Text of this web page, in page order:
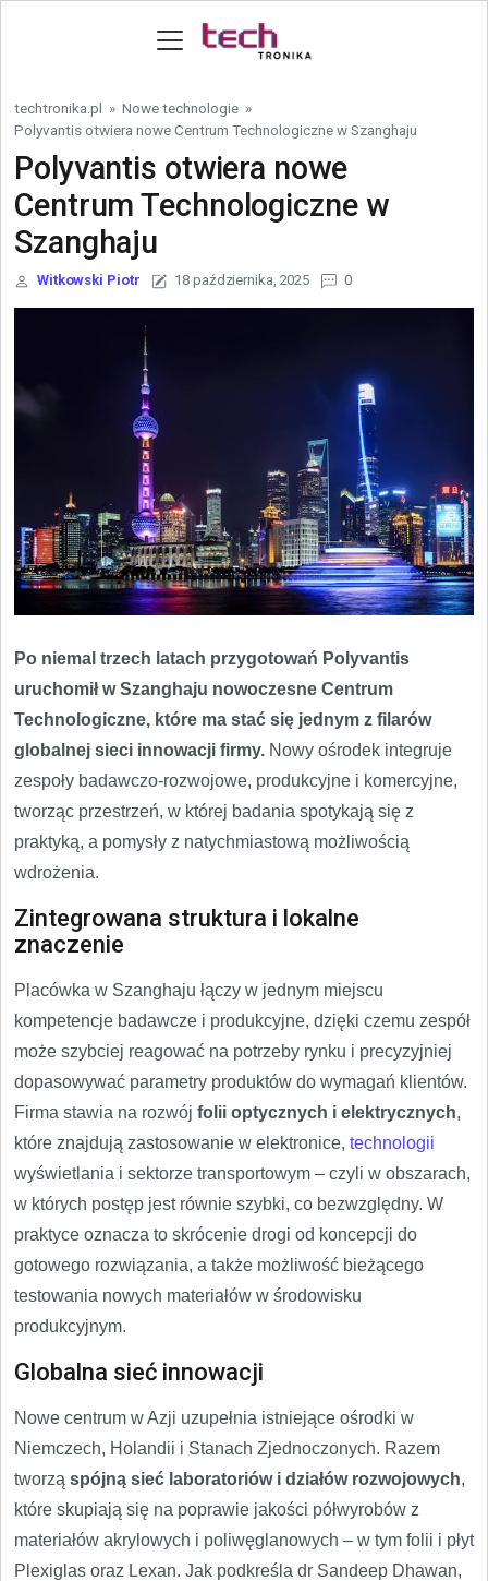
techtronika.pl » Nowe technologie »
Polyvantis otwiera nowe Centrum Technologiczne w Szanghaju
Polyvantis otwiera nowe
Centrum Technologiczne w
Szanghaju
Witkowski Piotr 18 października, 2025 0
Po niemal trzech latach przygotowań Polyvantis
uruchomił w Szanghaju nowoczesne Centrum
Technologiczne, które ma stać się jednym z filarów
globalnej sieci innowacji firmy. Nowy ośrodek integruje
zespoły badawczo-rozwojowe, produkcyjne i komercyjne,
tworząc przestrzeń, w której badania spotykają się z
praktyką, a pomysły z natychmiastową możliwością
wdrożenia.
Zintegrowana struktura i lokalne
znaczenie
Placówka w Szanghaju łączy w jednym miejscu
kompetencje badawcze i produkcyjne, dzięki czemu zespół
może szybciej reagować na potrzeby rynku i precyzyjniej
dopasowywać parametry produktów do wymagań klientów.
Firma stawia na rozwój folii optycznych i elektrycznych,
które znajdują zastosowanie w elektronice, technologii
wyświetlania i sektorze transportowym – czyli w obszarach,
w których postęp jest równie szybki, co bezwzględny. W
praktyce oznacza to skrócenie drogi od koncepcji do
gotowego rozwiązania, a także możliwość bieżącego
testowania nowych materiałów w środowisku
produkcyjnym.
Globalna sieć innowacji
Nowe centrum w Azji uzupełnia istniejące ośrodki w
Niemczech, Holandii i Stanach Zjednoczonych. Razem
tworzą spójną sieć laboratoriów i działów rozwojowych,
które skupiają się na poprawie jakości półwyrobów z
materiałów akrylowych i poliwęglanowych – w tym folii i płyt
Plexiglas oraz Lexan. Jak podkreśla dr Sandeep Dhawan,